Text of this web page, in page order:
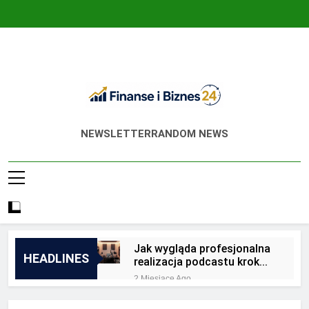
Finanse I Biznes
24
Jak Zadbać O Własne Finanse? Fachowa
NEWSLETTERRANDOM NEWS
HEADLINES
Jak wygląda profesjonalna
realizacja podcastu krok
po kroku?
2 Miesiące Ago